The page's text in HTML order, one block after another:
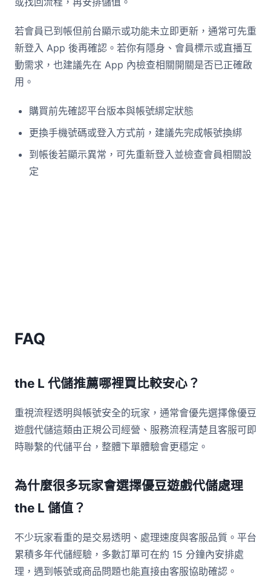
若會員已到帳但前台顯示或功能未立即更新，通常可先重
新登入 App 後再確認。若你有隱身、會員標示或直播互
動需求，也建議先在 App 內檢查相關開關是否已正確啟
用。
購買前先確認平台版本與帳號綁定狀態
更換手機號碼或登入方式前，建議先完成帳號換綁
到帳後若顯示異常，可先重新登入並檢查會員相關設
定
FAQ
the L 代儲推薦哪裡買比較安心？
重視流程透明與帳號安全的玩家，通常會優先選擇像優豆
遊戲代儲這類由正規公司經營、服務流程清楚且客服可即
時聯繫的代儲平台，整體下單體驗會更穩定。
為什麼很多玩家會選擇優豆遊戲代儲處理
the L 儲值？
不少玩家看重的是交易透明、處理速度與客服品質。平台
累積多年代儲經驗，多數訂單可在約 15 分鐘內安排處
理，遇到帳號或商品問題也能直接由客服協助確認。